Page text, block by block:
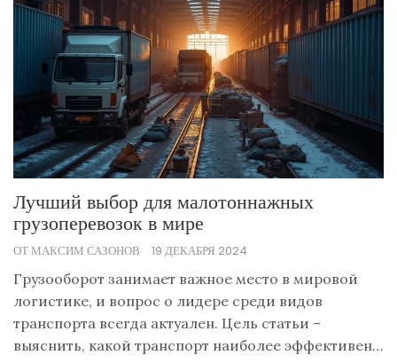
бюджет без неприятных сюрпризов.
Лучший выбор для малотоннажных
грузоперевозок в мире
ОТ МАКСИМ САЗОНОВ 19 ДЕКАБРЯ 2024
Грузооборот занимает важное место в мировой
логистике, и вопрос о лидере среди видов
транспорта всегда актуален. Цель статьи –
выяснить, какой транспорт наиболее эффективен